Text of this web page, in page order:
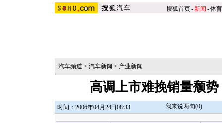
搜狐首页-新闻 -体育
汽车频道 > 汽车新闻 > 产业新闻
高调上市难挽销量颓
时间：2006年04月24日08:33 我来说两句(0)